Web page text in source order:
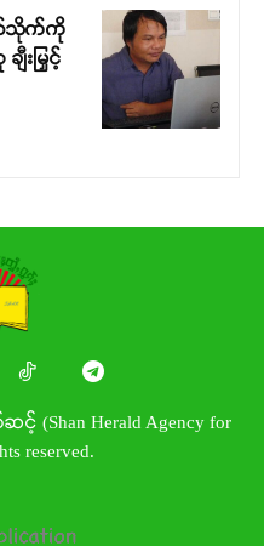
ာ်သိုက်ကို
းမြှင့်
(Shan Herald Agency for
reserved.